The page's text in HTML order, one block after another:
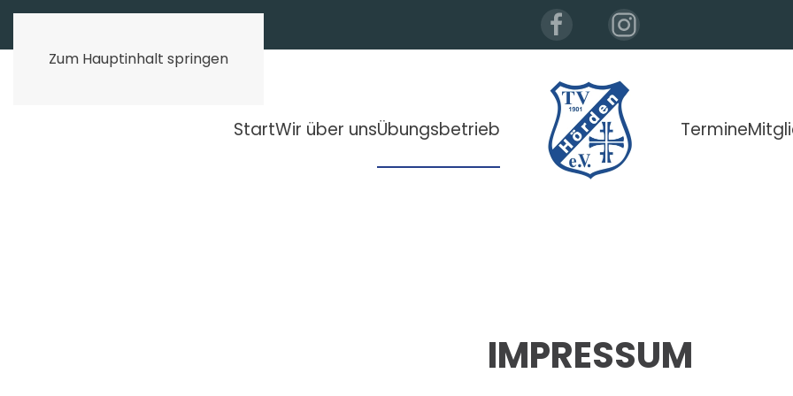
Zum Hauptinhalt springen
StartWir über unsÜbungsbetrieb Termine
IMPRESSUM